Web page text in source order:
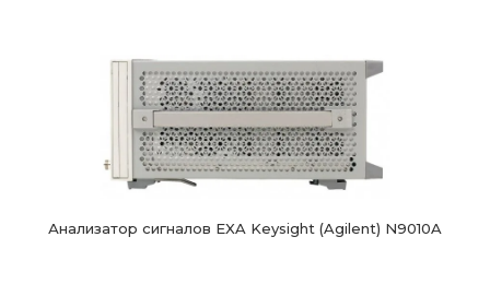
Анализатор сигналов EXA Keysight (Agilent) N9010A